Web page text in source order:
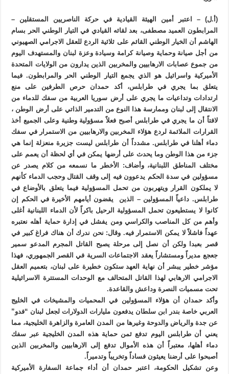
(أ.ل) – اعتبر أمين الهيئة القيادية في حركة الناصريين المستقلين –
المرابطون العميد مصطفى، بعد لقائه القيادي في التيار الوطني الحر بسام
الهاشم أن الخيار الوطني القائم على ثلاثية الردع للعقل الاجرامي الصهيوني
من أجل صيانة وحماية وصيانة كرامة وسيادة وعزة لبنان والمستهدف اليوم
من جموع عصابات الارهابيين والمخربين الذين يدارون من الولايات المتحدة
الأميركية واسرائيل هو الذي يجمع التيار الوطني الحر والمرابطون. فيما
يتعلق بما يجري في طرابلس، أكد حمدان حرص الطرفين على منع
ارتدادات وتداعيات ما يجري على أرض سوريا العربية من سفك للدماء من
الانتقال إلى لبنان وممارسة هذا النوع من التدمير الذاتي على أرض الوطن ،
لافتاً أن ما يجري في طرابلس أصبح فعلاً مسؤولية وطنية وعلى الجميع أخذ
القرارات الملائمة لردع هؤلاء المخربين والارهابيين من الاستمرار في سفك
دماء أهلنا في طرابلس. مشدداً أن طرابلس ليست جزيرة منعزلة إنما هي
جزء من هذا الوطن وما يحدث على أرضها يمكن في أي لحظة أن يعمم على
مختلف المناطق اللبنانية، وأضاف: الأخطر ما نسمعه من كلام يصدر عن
مسؤولين في سدة الحكم يدعوون فيه إلى وقف القتال وحجب الدماء كأنهم
لا يملكون القرار ويتهربون من تحمل المسؤولية فيما يتعلق بالأوضاع في
طرابلس. داعياً المسؤولين – الذين يقضون أيامهم الأخيرة في الحكم إن
كانوا لا يستطيعون تحمل المسؤولية الرحيل باكراً لأن الدماء اللبنانية أغلى
وأهم من كل المناصب والكراسي ومن يفشل في إدارة حماية أهله نعتبره
عهداً فاشلاً لا يمكن الاستمرار فيه. وقال: نحن ندرك أن هناك فراغ كبير في
قصر بعبدا ولكن أن نصل إلى مرحلة يصبح القاتل المجرم المدعو سمير
جعجع مديراً ومستشاراً يعقد الاجتماعات السرية في القصر الجمهوري، فهذا
مؤشر خطير يبشر أن نهاية العهد ستكون خطيرة على لبنان، بتعميم العقل
الاجرامي الارهابي لهذا القاتل المتحالف مع الوحدات المستترة الاسرائيلية
تحت مسميات النصرة وداعش والقاعدة.
وأكد حمدان أن هؤلاء المسؤولين في المحميات والمشيخات في الخليج
العربي خاصة بندر ابن سلطان يدفعون مليارات الدولارات لجعل لبنان “فدو”
عن جدة والرياض والدوحة وغيرها من المدن العامرة والزاهرة الخليجية، مما
يعني أن طرابلس اليوم تدفع ثمن حماية هذه المدن الخليجية عبر سفك
دماء أهلها، معتبراً أن هذه الأموال تدفع إلى الارهابيين والمخربين الذين
أصبحوا على أرضنا يعيثون فساداً وتخريباً وتدميراً.
وعن تشكيل الحكومة، اعتبر حمدان أن أداء جماعة السفارة الأميركية